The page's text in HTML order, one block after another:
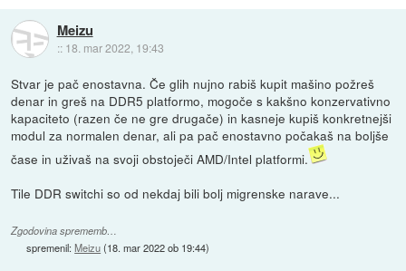
Meizu
:: 18. mar 2022, 19:43
Stvar je pač enostavna. Če glih nujno rabiš kupit mašino požreš
denar in greš na DDR5 platformo, mogoče s kakšno konzervativno
kapaciteto (razen če ne gre drugače) in kasneje kupiš konkretnejši
modul za normalen denar, ali pa pač enostavno počakaš na boljše
čase in uživaš na svoji obstoječi AMD/Intel platformi.
Tile DDR switchi so od nekdaj bili bolj migrenske narave...
Zgodovina sprememb…
spremenil:Meizu(18. mar 2022 ob 19:44)